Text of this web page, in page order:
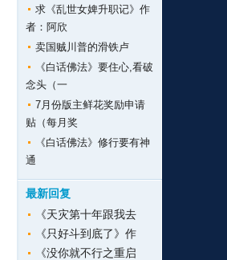
求《乱世女婢升职记》作
者：阿欣
卖国贼川普的滑铁卢
《白话佛法》要住心,看破
念头（一
7月份版主鲜花奖励申请
贴（每月奖
《白话佛法》修行要有神
通
最新回复
《天灾第十年跟我去
《只好斗到底了》作
《没你就不行之重启